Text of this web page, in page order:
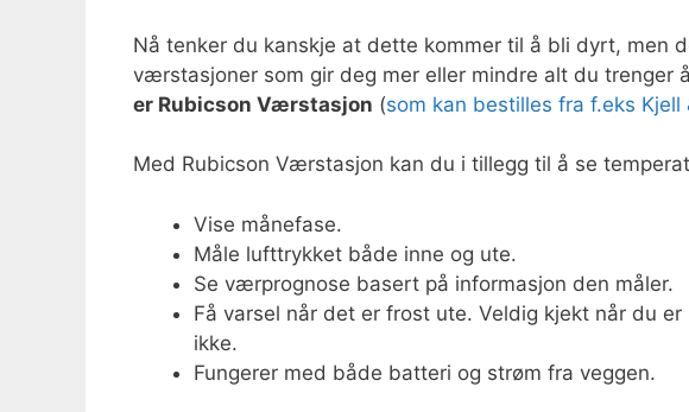
Nå tenker du kanskje at dette kommer til å bli dyrt, men
værstasjoner som gir deg mer eller mindre alt du trenger
er Rubicson Værstasjon (som kan bestilles fra f.eks Kjell
Med Rubicson Værstasjon kan du i tillegg til å se
Vise månefase.
Måle lufttrykket både inne og ute.
Se værprognose basert på informasjon den måler.
Få varsel når det er frost ute. Veldig kjekt når du
ikke.
Fungerer med både batteri og strøm fra veggen.